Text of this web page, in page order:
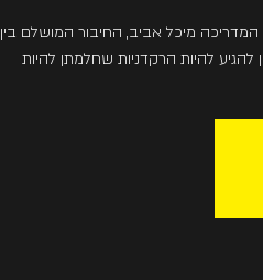
המדריכה מיכל אביב, החיבור המושלם בין